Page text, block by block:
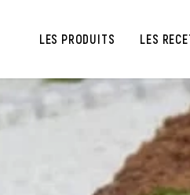
LES PRODUITS LES